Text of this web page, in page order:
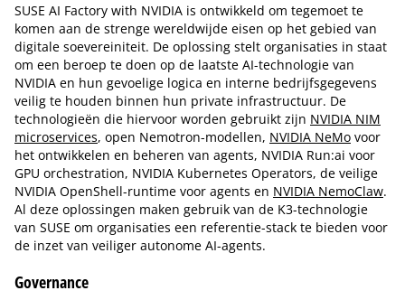
SUSE AI Factory with NVIDIA is ontwikkeld om tegemoet te
komen aan de strenge wereldwijde eisen op het gebied van
digitale soevereiniteit. De oplossing stelt organisaties in staat
om een beroep te doen op de laatste AI-technologie van
NVIDIA en hun gevoelige logica en interne bedrijfsgegevens
veilig te houden binnen hun private infrastructuur. De
technologieën die hiervoor worden gebruikt zijn NVIDIA NIM
microservices, open Nemotron-modellen, NVIDIA NeMo voor
het ontwikkelen en beheren van agents, NVIDIA Run:ai voor
GPU orchestration, NVIDIA Kubernetes Operators, de veilige
NVIDIA OpenShell-runtime voor agents en NVIDIA NemoClaw.
Al deze oplossingen maken gebruik van de K3-technologie
van SUSE om organisaties een referentie-stack te bieden voor
de inzet van veiliger autonome AI-agents.
Governance